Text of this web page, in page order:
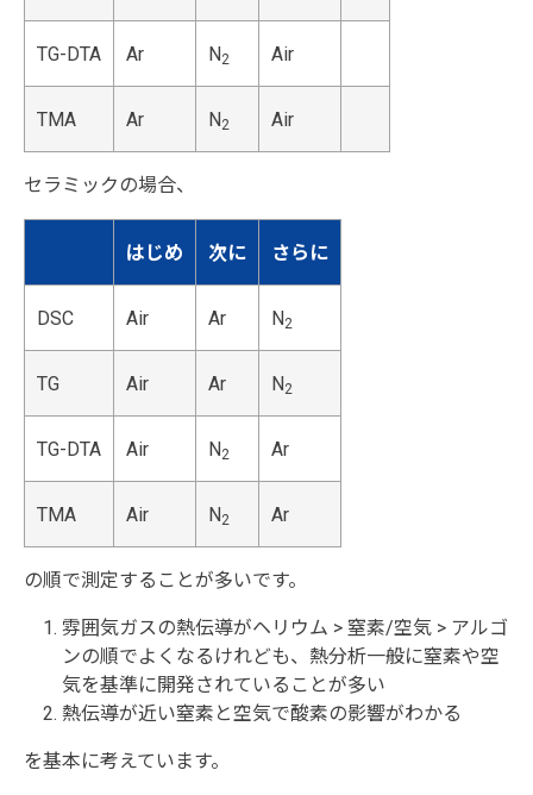
TG-DTA Ar N2 Air
TMA Ar N2 Air
セラミックの場合、
はじめ 次に さらに
DSC Air Ar N2
TG Air Ar N2
TG-DTA Air N2 Ar
TMA Air N2 Ar
の順で測定することが多いです。
雰囲気ガスの熱伝導がヘリウム > 窒素/空気 > アルゴ
ンの順でよくなるけれども、熱分析一般に窒素や空
気を基準に開発されていることが多い
熱伝導が近い窒素と空気で酸素の影響がわかる
を基本に考えています。